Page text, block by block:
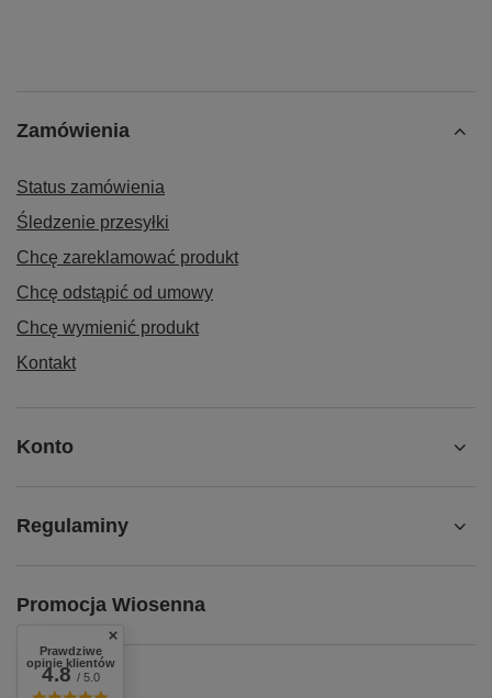
Zamówienia
Status zamówienia
Śledzenie przesyłki
Chcę zareklamować produkt
Chcę odstąpić od umowy
Chcę wymienić produkt
Kontakt
Konto
Regulaminy
Promocja Wiosenna
Prawdziwe
opinie klientów
4.8/ 5.0